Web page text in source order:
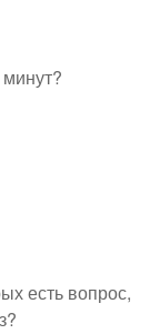
есть вопрос,